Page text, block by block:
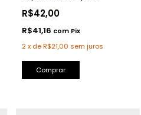
R$42,00
R$41,16 com Pix
2x deR$21,00 sem juros